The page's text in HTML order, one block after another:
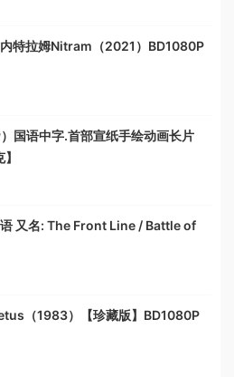
内特拉姆Nitram（2021）BD1080P
国语中字.首部宣纸手绘动画长片
（1983）【珍藏版】BD1080P